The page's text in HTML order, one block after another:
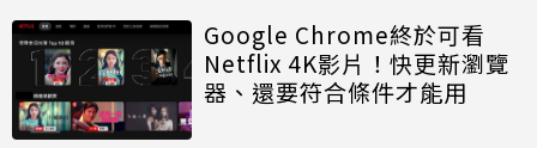
Google Chrome終於可看
Netflix 4K影片！快更新瀏覽
器、還要符合條件才能用